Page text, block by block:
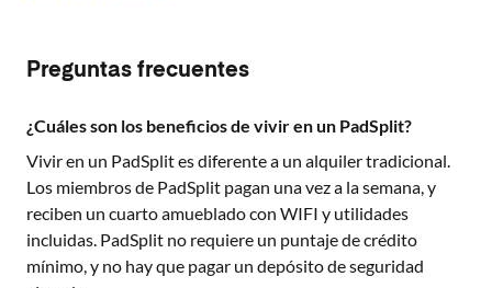
Preguntas frecuentes
¿Cuáles son los beneficios de vivir en un PadSplit?
Vivir en un PadSplit es diferente a un alquiler tradicional.
Los miembros de PadSplit pagan una vez a la semana, y
reciben un cuarto amueblado con WIFI y utilidades
incluidas. PadSplit no requiere un puntaje de crédito
mínimo, y no hay que pagar un depósito de seguridad